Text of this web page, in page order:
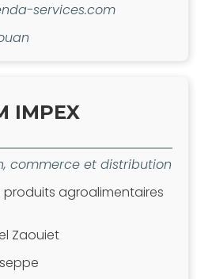
services.com
IMPEX
commerce et distribution
agroalimentaires
Zaouiet